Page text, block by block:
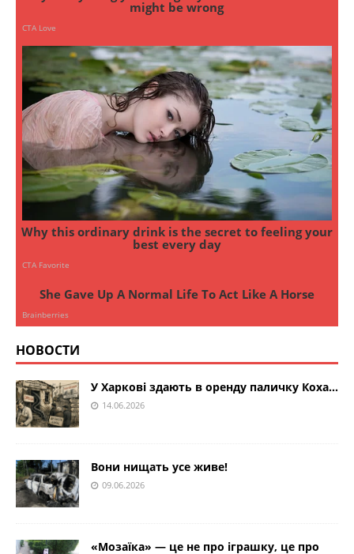
НОВОСТИ
У Харкові здають в оренду паличку Коха…
14.06.2026
Вони нищать усе живе!
09.06.2026
«Мозаїка» — це не про іграшку, це про